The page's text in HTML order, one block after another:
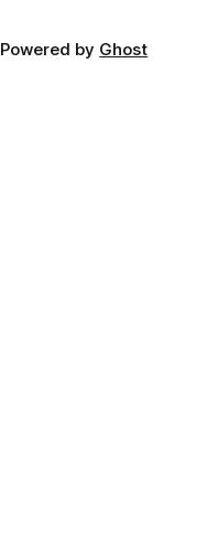
Powered by Ghost